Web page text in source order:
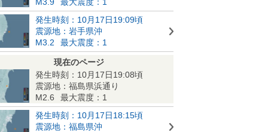
発生時刻：10月17日19:09頃
震源地：岩手県沖
M3.2
最大震度：1
現在のページ
発生時刻：10月17日19:08頃
震源地：福島県浜通り
M2.6
最大震度：1
発生時刻：10月17日18:15頃
震源地：福島県沖